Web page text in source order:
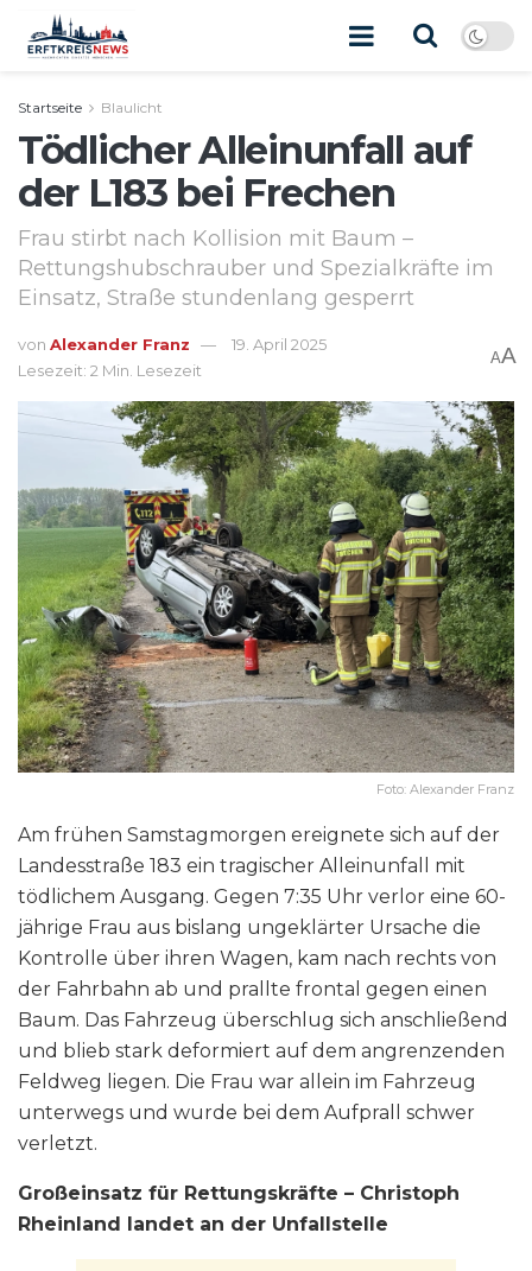
Startseite Blaulicht
Tödlicher Alleinunfall auf
der L183 bei Frechen
Frau stirbt nach Kollision mit Baum –
Rettungshubschrauber und Spezialkräfte im
Einsatz, Straße stundenlang gesperrt
von Alexander Franz
19. April 2025
Lesezeit: 2 Min. Lesezeit
AA
Foto: Alexander Franz
Am frühen Samstagmorgen ereignete sich auf der
Landesstraße 183 ein tragischer Alleinunfall mit
tödlichem Ausgang. Gegen 7:35 Uhr verlor eine 60-
jährige Frau aus bislang ungeklärter Ursache die
Kontrolle über ihren Wagen, kam nach rechts von
der Fahrbahn ab und prallte frontal gegen einen
Baum. Das Fahrzeug überschlug sich anschließend
und blieb stark deformiert auf dem angrenzenden
Feldweg liegen. Die Frau war allein im Fahrzeug
unterwegs und wurde bei dem Aufprall schwer
verletzt.
Großeinsatz für Rettungskräfte – Christoph
Rheinland landet an der Unfallstelle